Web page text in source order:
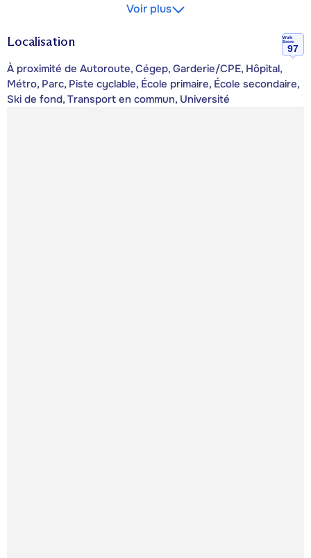
Voir plus
Localisation
Walk
Score
97
À proximité de Autoroute, Cégep, Garderie/CPE, Hôpital,
Métro, Parc, Piste cyclable, École primaire, École secondaire,
Ski de fond, Transport en commun, Université